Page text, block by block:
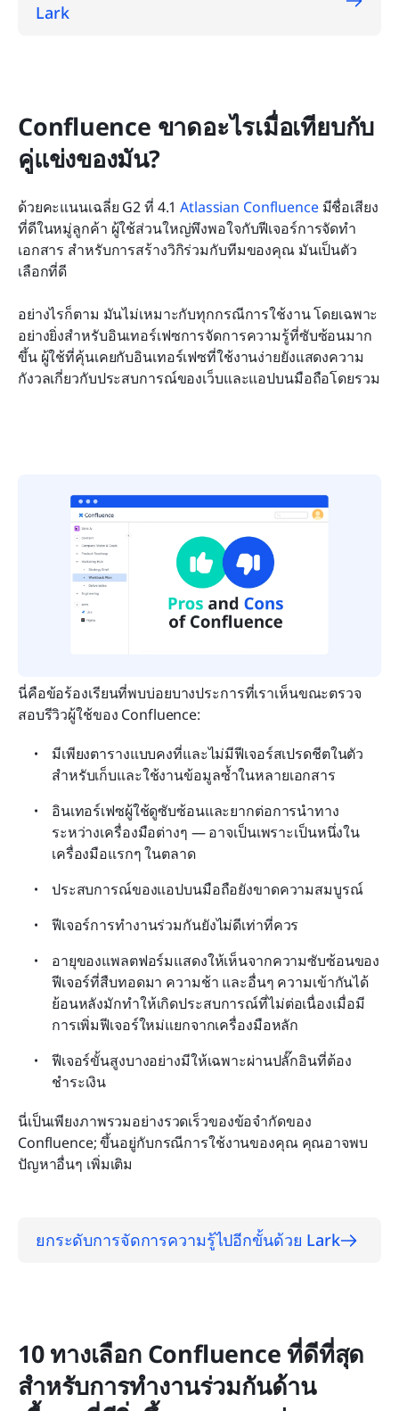
Lark
Confluence ขาดอะไรเมื่อเทียบกับ
คู่แข่งของมัน?
ด้วยคะแนนเฉลี่ย G2 ที่ 4.1 Atlassian Confluence มีชื่อเสียง
ที่ดีในหมู่ลูกค้า ผู้ใช้ส่วนใหญ่พึงพอใจกับฟีเจอร์การจัดทำ
เอกสาร สำหรับการสร้างวิกิร่วมกับทีมของคุณ มันเป็นตัว
เลือกที่ดี
อย่างไรก็ตาม มันไม่เหมาะกับทุกกรณีการใช้งาน โดยเฉพาะ
อย่างยิ่งสำหรับอินเทอร์เฟซการจัดการความรู้ที่ซับซ้อนมาก
ขึ้น ผู้ใช้ที่คุ้นเคยกับอินเทอร์เฟซที่ใช้งานง่ายยังแสดงความ
กังวลเกี่ยวกับประสบการณ์ของเว็บและแอปบนมือถือโดยรวม
นี่คือข้อร้องเรียนที่พบบ่อยบางประการที่เราเห็นขณะตรวจ
สอบรีวิวผู้ใช้ของ Confluence:
มีเพียงตารางแบบคงที่และไม่มีฟีเจอร์สเปรดชีตในตัว
สำหรับเก็บและใช้งานข้อมูลซ้ำในหลายเอกสาร
อินเทอร์เฟซผู้ใช้ดูซับซ้อนและยากต่อการนำทาง
ระหว่างเครื่องมือต่างๆ — อาจเป็นเพราะเป็นหนึ่งใน
เครื่องมือแรกๆ ในตลาด
ประสบการณ์ของแอปบนมือถือยังขาดความสมบูรณ์
ฟีเจอร์การทำงานร่วมกันยังไม่ดีเท่าที่ควร
อายุของแพลตฟอร์มแสดงให้เห็นจากความซับซ้อนของ
ฟีเจอร์ที่สืบทอดมา ความช้า และอื่นๆ ความเข้ากันได้
ย้อนหลังมักทำให้เกิดประสบการณ์ที่ไม่ต่อเนื่องเมื่อมี
การเพิ่มฟีเจอร์ใหม่แยกจากเครื่องมือหลัก
ฟีเจอร์ขั้นสูงบางอย่างมีให้เฉพาะผ่านปลั๊กอินที่ต้อง
ชำระเงิน
นี่เป็นเพียงภาพรวมอย่างรวดเร็วของข้อจำกัดของ
Confluence; ขึ้นอยู่กับกรณีการใช้งานของคุณ คุณอาจพบ
ปัญหาอื่นๆ เพิ่มเติม
ยกระดับการจัดการความรู้ไปอีกขั้นด้วย Lark
10 ทางเลือก Confluence ที่ดีที่สุด
สำหรับการทำงานร่วมกันด้าน